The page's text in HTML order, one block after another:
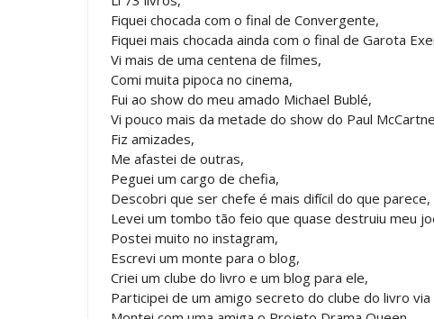
Fiquei chocada com o final de Convergente,
Fiquei mais chocada ainda com o final de Garota
Vi mais de uma centena de filmes,
Comi muita pipoca no cinema,
Fui ao show do meu amado Michael Bublé,
Vi pouco mais da metade do show do Paul
Fiz amizades,
Me afastei de outras,
Peguei um cargo de chefia,
Descobri que ser chefe é mais difícil do que parece,
Levei um tombo tão feio que quase destruiu meu
Postei muito no instagram,
Escrevi um monte para o blog,
Criei um clube do livro e um blog para ele,
Participei de um amigo secreto do clube do livro